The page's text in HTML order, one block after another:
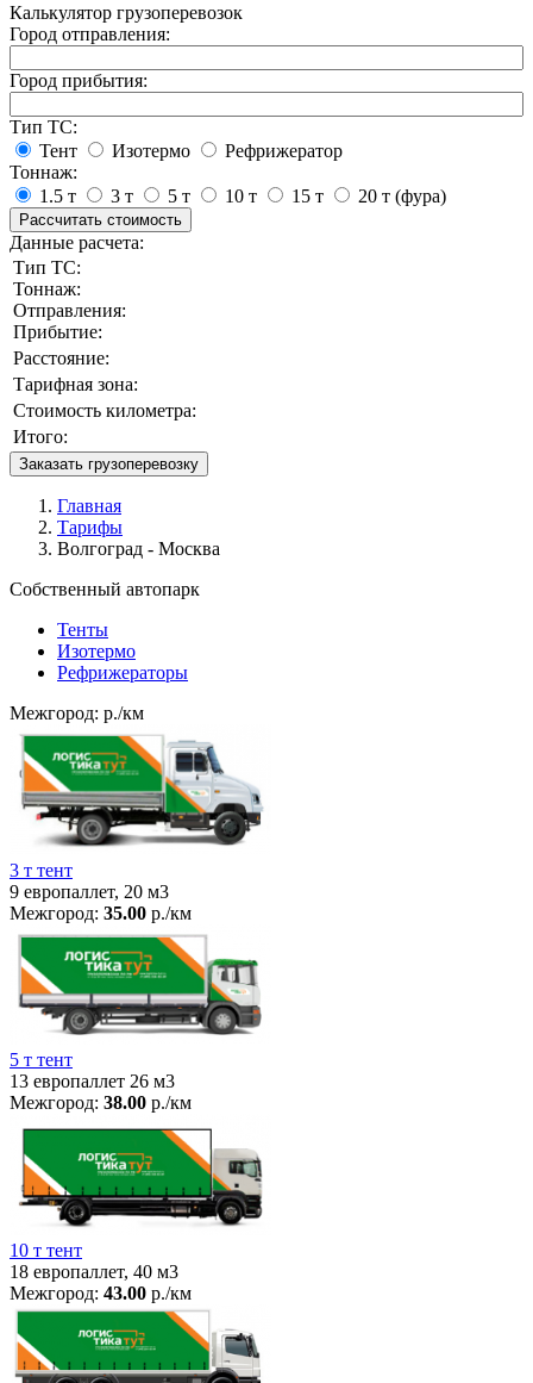
Калькулятор грузоперевозок
Город отправления:
Город прибытия:
Тип ТС:
Тент
Изотермо
Рефрижератор
Тоннаж:
1.5 т
3 т 5 т 10 т 15 т 20 т (фура)
Рассчитать стоимость
Данные расчета:
Тип ТС:
Тоннаж:
Отправления:
Прибытие:
Расстояние:
Тарифная зона:
Стоимость километра:
Итого:
Заказать грузоперевозку
Главная
Тарифы
Волгоград - Москва
Собственный автопарк
Тенты
Изотермо
Рефрижераторы
Межгород: р./км
3 т тент
9 европаллет, 20 м3
Межгород: 35.00 р./км
5 т тент
13 европаллет 26 м3
Межгород: 38.00 р./км
10 т тент
18 европаллет, 40 м3
Межгород: 43.00 р./км